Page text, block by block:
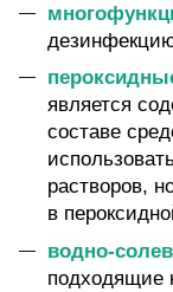
является
составе
растворов,
в
водно-
подходящие